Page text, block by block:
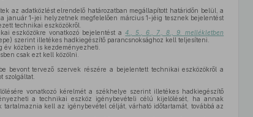
az adatközlést elrendelő határozatban megállapított határidőn belül, a
január 1-jei helyzetnek megfelelően március 1-jéig tesznek bejelentést
technikai eszközökről.
eszközökre vonatkozó bejelentést a4., 5., 6., 7., 8., 9. mellékletben
szerint illetékes hadkiegészítő parancsnoksághoz kell teljesíteni.
év közben is kezdeményezheti.
csak ezt kell közölni.
bevont tervező szervek részére a bejelentett technikai eszközökről a
szolgáltat.
vonatkozó kérelmét a székhelye szerint illetékes hadkiegészítő
a technikai eszköz igénybevételi célú kijelölését, ha annak
kell az igénybevétel célját, várható időtartamát, továbbá az